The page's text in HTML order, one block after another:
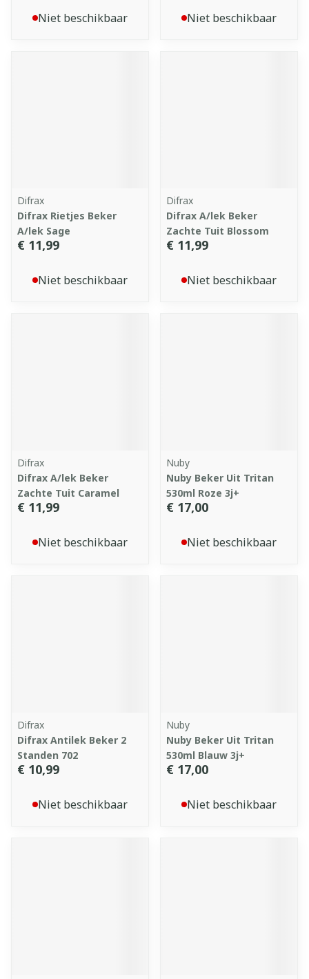
Niet beschikbaar Niet beschikbaar
Difrax
Difrax Rietjes Beker
A/lek Sage
€ 11,99
Niet beschikbaar
Difrax
Difrax A/lek Beker
Zachte Tuit Blossom
€ 11,99
Niet beschikbaar
Difrax
Difrax A/lek Beker
Zachte Tuit Caramel
€ 11,99
Niet beschikbaar
Nuby
Nuby Beker Uit Tritan
530ml Roze 3j+
€ 17,00
Niet beschikbaar
Difrax
Difrax Antilek Beker 2
Standen 702
€ 10,99
Niet beschikbaar
Nuby
Nuby Beker Uit Tritan
530ml Blauw 3j+
€ 17,00
Niet beschikbaar